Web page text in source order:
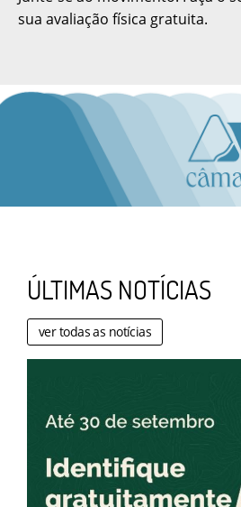
sua avaliação física gratuita.
ÚLTIMAS NOTÍCIAS
ver todas as notícias